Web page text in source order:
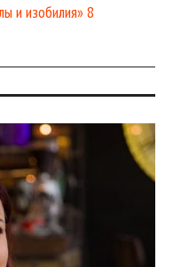
и изобилия» 8